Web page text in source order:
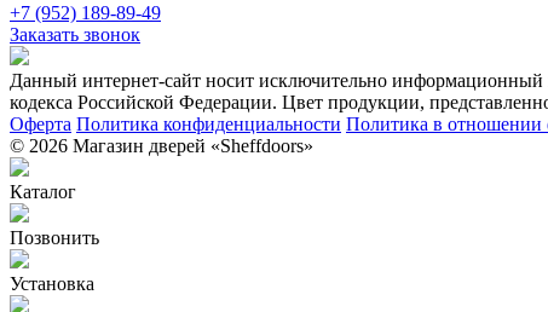
+7 (952) 189-89-49
Заказать звонок
Данный интернет-сайт носит исключительно информационный
кодекса Российской Федерации. Цвет продукции,
Оферта Политика конфиденциальности Политика в отношении
© 2026 Магазин дверей «Sheffdoors»
Каталог
Позвонить
Установка